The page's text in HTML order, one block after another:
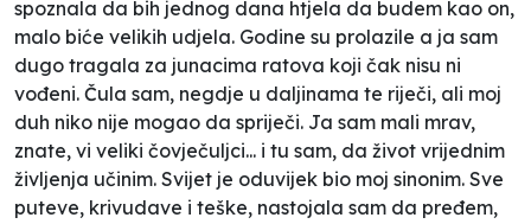
spoznala da bih jednog dana htjela da budem kao on,
malo biće velikih udjela. Godine su prolazile a ja sam
dugo tragala za junacima ratova koji čak nisu ni
vođeni. Čula sam, negdje u daljinama te riječi, ali moj
duh niko nije mogao da spriječi. Ja sam mali mrav,
znate, vi veliki čovječuljci... i tu sam, da život vrijednim
življenja učinim. Svijet je oduvijek bio moj sinonim. Sve
puteve, krivudave i teške, nastojala sam da pređem,